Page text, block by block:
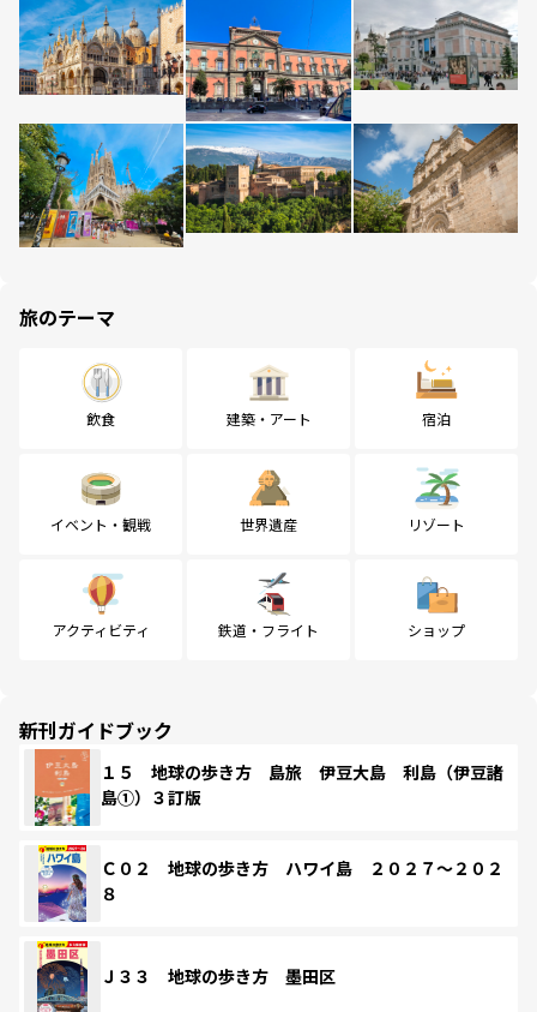
旅のテーマ
飲食 建築・アート 宿泊
イベント・観戦 世界遺産 リゾート
アクティビティ 鉄道・フライト ショップ
新刊ガイドブック
１５ 地球の歩き方 島旅 伊豆大島 利島（伊豆諸
島①）３訂版
Ｃ０２ 地球の歩き方 ハワイ島 ２０２７～２０２
８
Ｊ３３ 地球の歩き方 墨田区